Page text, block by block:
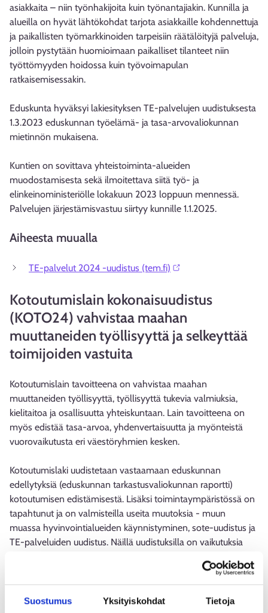
Suostumus Yksityiskohdat Tietoja
asiakkaita – niin työnhakijoita kuin työnantajiakin. Kunnilla ja
alueilla on hyvät lähtökohdat tarjota asiakkaille kohdennettuja
ja paikallisten työmarkkinoiden tarpeisiin räätälöityjä palveluja,
jolloin pystytään huomioimaan paikalliset tilanteet niin
työttömyyden hoidossa kuin työvoimapulan
ratkaisemisessakin.
Eduskunta hyväksyi lakiesityksen TE-palvelujen uudistuksesta
1.3.2023 eduskunnan työelämä- ja tasa-arvovaliokunnan
mietinnön mukaisena.
Kuntien on sovittava yhteistoiminta-alueiden
muodostamisesta sekä ilmoitettava siitä työ- ja
elinkeinoministeriölle lokakuun 2023 loppuun mennessä.
Palvelujen järjestämisvastuu siirtyy kunnille 1.1.2025.
Aiheesta muualla
TE-palvelut 2024 -uudistus (tem.fi)⁠
Kotoutumislain kokonaisuudistus
(KOTO24) vahvistaa maahan
muuttaneiden työllisyyttä ja selkeyttää
toimijoiden vastuita
Kotoutumislain tavoitteena on vahvistaa maahan
muuttaneiden työllisyyttä, työllisyyttä tukevia valmiuksia,
kielitaitoa ja osallisuutta yhteiskuntaan. Lain tavoitteena on
myös edistää tasa-arvoa, yhdenvertaisuutta ja myönteistä
vuorovaikutusta eri väestöryhmien kesken.
Kotoutumislaki uudistetaan vastaamaan eduskunnan
edellytyksiä (eduskunnan tarkastusvaliokunnan raportti)
kotoutumisen edistämisestä. Lisäksi toimintaympäristössä on
tapahtunut ja on valmisteilla useita muutoksia - muun
muassa hyvinvointialueiden käynnistyminen, sote-uudistus ja
TE-palveluiden uudistus. Näillä uudistuksilla on vaikutuksia
Kotoutumislain kokonaisuudistus on kytköksissä TE-
palveluiden uudistukseen. TE-palveluiden uudistamisen